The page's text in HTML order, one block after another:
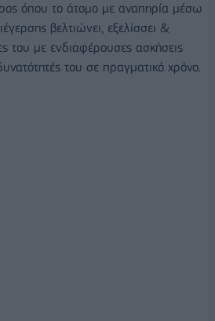
όπου το άτομο με αναπηρία μέσω
βελτιώνει, εξελίσσει &
του με ενδιαφέρουσες ασκήσεις
του σε πραγματικό χρόνο.